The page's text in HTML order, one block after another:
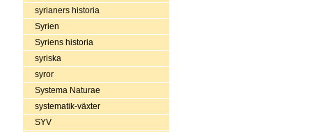
syrianers historia
Syrien
Syriens historia
syriska
syror
Systema Naturae
systematik-växter
SYV